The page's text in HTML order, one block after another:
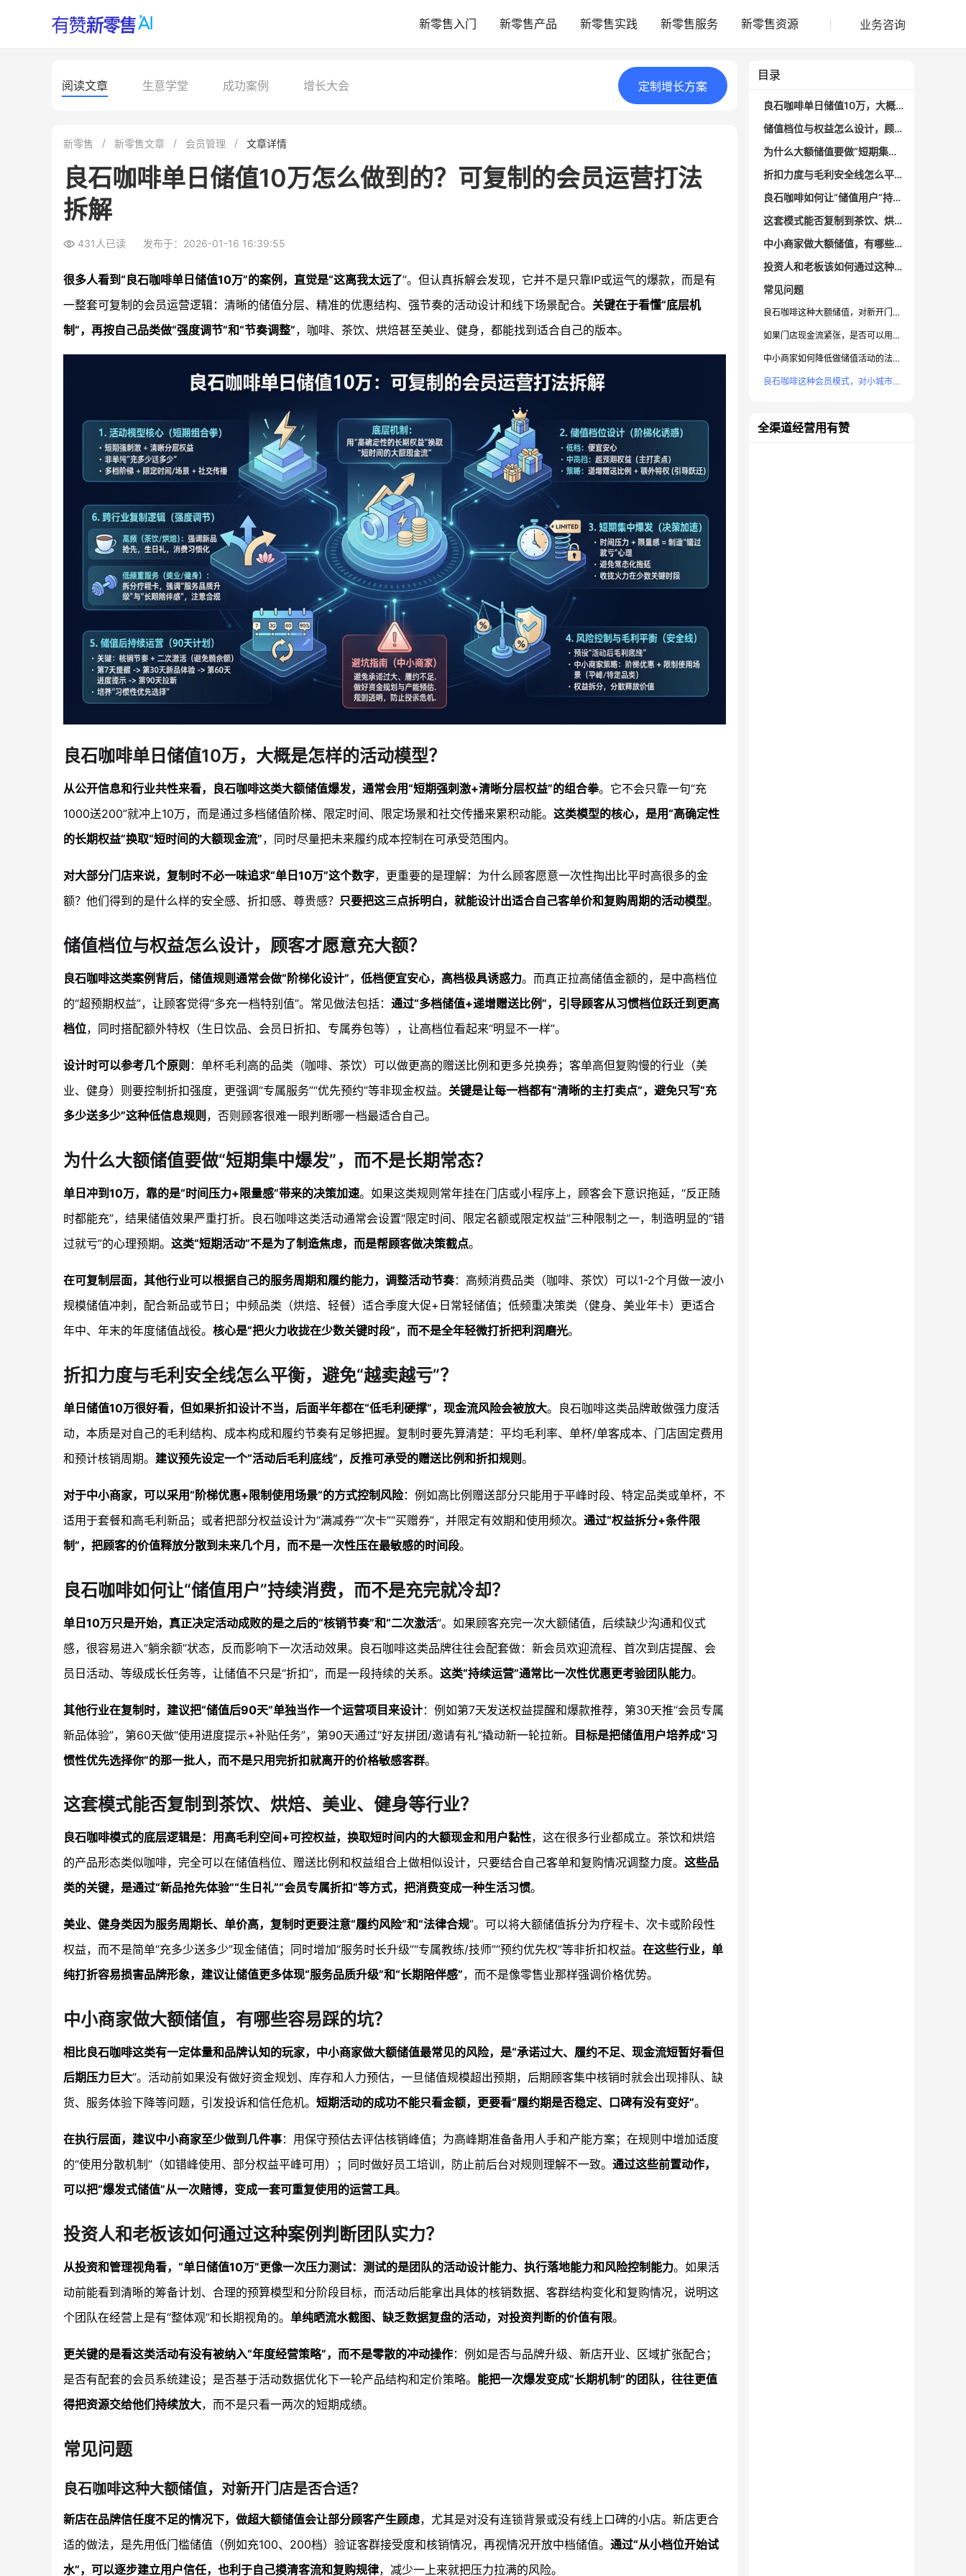
新零售入门 新零售产品 新零售实践 新零售服务 新零售资源 业务咨询
阅读文章 生意学堂 成功案例 增长大会 定制 增长方案
新零售 新零售文章 会员管理 文章详情
良石咖啡单日储值10万怎么做到的？可复制的会员运营打法
拆解
431人已读 发布于：2026-01-16 16:39:55
很多人看到“良石咖啡单日储值10万”的案例，直觉是“这离我太远了”。但认真拆解会发现，它并不是只靠IP或运气的爆款，而是有
一整套可复制的会员运营逻辑：清晰的储值分层、精准的优惠结构、强节奏的活动设计和线下场景配合。 关键在于看懂“底层机
制”，再按自己品类做“强度调节”和“节奏调整”，咖啡、茶饮、烘焙甚至美业、健身，都能找到适合自己的版本。
良石咖啡单日储值10万，大概是怎样的活动模型？
从公开信息和行业共性来看，良石咖啡这类大额储值爆发，通常会用“短期强刺激+清晰分层权益”的组合拳。它不会只靠一句“充
1000送200”就冲上10万，而是通过多档储值阶梯、限定时间、限定场景和社交传播来累积动能。 这类模型的核心，是用“高确定性
的长期权益”换取“短时间的大额现金流”，同时尽量把未来履约成本控制在可承受范围内。
对大部分门店来说，复制时不必一味追求“单日10万”这个数字，更重要的是理解：为什么顾客愿意一次性掏出比平时高很多的金
额？他们得到的是什么样的安全感、折扣感、尊贵感？ 只要把这三点拆明白，就能设计出适合自己客单价和复购周期的活动模型。
储值档位与权益怎么设计，顾客才愿意充大额？
良石咖啡这类案例背后，储值规则通常会做“阶梯化设计”，低档便宜安心，高档极具诱惑力。而真正拉高储值金额的，是中高档位
的“超预期权益”，让顾客觉得“多充一档特别值”。常见做法包括： 通过“多档储值+递增赠送比例”，引导顾客从习惯档位跃迁到更高
档位，同时搭配额外特权（生日饮品、会员日折扣、专属券包等），让高档位看起来“明显不一样”。
设计时可以参考几个原则 ：单杯毛利高的品类（咖啡、茶饮）可以做更高的赠送比例和更多兑换券；客单高但复购慢的行业（美
业、健身）则要控制折扣强度，更强调“专属服务”“优先预约”等非现金权益。 关键是让每一档都有“清晰的主打卖点”，避免只写“充
多少送多少”这种低信息规则 ，否则顾客很难一眼判断哪一档最适合自己。
为什么大额储值要做“短期集中爆发”，而不是长期常态？
单日冲到10万，靠的是“时间压力+限量感”带来的决策加速。如果这类规则常年挂在门店或小程序上，顾客会下意识拖延，“反正随
时都能充”，结果储值效果严重打折。良石咖啡这类活动通常会设置“限定时间、限定名额或限定权益”三种限制之一，制造明显的“错
过就亏”的心理预期。 这类“短期活动”不是为了制造焦虑，而是帮顾客做决策截点。
在可复制层面，其他行业可以根据自己的服务周期和履约能力，调整活动节奏：高频消费品类（咖啡、茶饮）可以1-2个月做一波小
规模储值冲刺，配合新品或节日；中频品类（烘焙、轻餐）适合季度大促+日常轻储值；低频重决策类（健身、美业年卡）更适合
年中、年末的年度储值战役。 核心是“把火力收拢在少数关键时段”，而不是全年轻微打折把利润磨光。
折扣力度与毛利安全线怎么平衡，避免“越卖越亏”？
单日储值10万很好看，但如果折扣设计不当，后面半年都在“低毛利硬撑”，现金流风险会被放大。良石咖啡这类品牌敢做强力度活
动，本质是对自己的毛利结构、成本构成和履约节奏有足够把握。复制时要先算清楚：平均毛利率、单杯/单客成本、门店固定费用
和预计核销周期。 建议预先设定一个“活动后毛利底线”，反推可承受的赠送比例和折扣规则。
对于中小商家，可以采用“阶梯优惠+限制使用场景”的方式控制风险：例如高比例赠送部分只能用于平峰时段、特定品类或单杯，不
适用于套餐和高毛利新品；或者把部分权益设计为“满减券”“次卡”“买赠券”，并限定有效期和使用频次。 通过“权益拆分+条件限
制”，把顾客的价值释放分散到未来几个月，而不是一次性压在最敏感的时间段。
良石咖啡如何让“储值用户”持续消费，而不是充完就冷却？
单日10万只是开始，真正决定活动成败的是之后的“核销节奏”和“二次激活”。如果顾客充完一次大额储值，后续缺少沟通和仪式
感，很容易进入“躺余额”状态，反而影响下一次活动效果。良石咖啡这类品牌往往会配套做：新会员欢迎流程、首次到店提醒、会
员日活动、等级成长任务等，让储值不只是“折扣”，而是一段持续的关系。 这类“持续运营”通常比一次性优惠更考验团队能力。
其他行业在复制时，建议把“储值后90天”单独当作一个运营项目来设计：例如第7天发送权益提醒和爆款推荐，第30天推“会员专属
新品体验”，第60天做“使用进度提示+补贴任务”，第90天通过“好友拼团/邀请有礼”撬动新一轮拉新。 目标是把储值用户培养成“习
惯性优先选择你”的那一批人，而不是只用完折扣就离开的价格敏感客群。
这套模式能否复制到茶饮、烘焙、美业、健身等行业？
良石咖啡模式的底层逻辑是：用高毛利空间+可控权益，换取短时间内的大额现金和用户黏性，这在很多行业都成立。茶饮和烘焙
的产品形态类似咖啡，完全可以在储值档位、赠送比例和权益组合上做相似设计，只要结合自己客单和复购情况调整力度。 这些品
类的关键，是通过“新品抢先体验”“生日礼”“会员专属折扣”等方式，把消费变成一种生活习惯。
美业、健身类因为服务周期长、单价高，复制时更要注意“履约风险”和“法律合规”。可以将大额储值拆分为疗程卡、次卡或阶段性
权益，而不是简单“充多少送多少”现金储值；同时增加“服务时长升级”“专属教练/技师”“预约优先权”等非折扣权益。 在这些行业，单
纯打折容易损害品牌形象，建议让储值更多体现“服务品质升级”和“长期陪伴感”，而不是像零售业那样强调价格优势。
中小商家做大额储值，有哪些容易踩的坑？
相比良石咖啡这类有一定体量和品牌认知的玩家，中小商家做大额储值最常见的风险，是“承诺过大、履约不足、现金流短暂好看但
后期压力巨大”。活动前如果没有做好资金规划、库存和人力预估，一旦储值规模超出预期，后期顾客集中核销时就会出现排队、缺
货、服务体验下降等问题，引发投诉和信任危机。 短期活动的成功不能只看金额，更要看“履约期是否稳定、口碑有没有变好”。
在执行层面，建议中小商家至少做到几件事：用保守预估去评估核销峰值；为高峰期准备备用人手和产能方案；在规则中增加适度
的“使用分散机制”（如错峰使用、部分权益平峰可用）；同时做好员工培训，防止前后台对规则理解不一致。 通过这些前置动作，
可以把“爆发式储值”从一次赌博，变成一套可重复使用的运营工具。
投资人和老板该如何通过这种案例判断团队实力？
从投资和管理视角看，“单日储值10万”更像一次压力测试：测试的是团队的活动设计能力、执行落地能力和风险控制能力。如果活
动前能看到清晰的筹备计划、合理的预算模型和分阶段目标，而活动后能拿出具体的核销数据、客群结构变化和复购情况，说明这
个团队在经营上是有“整体观”和长期视角的。 单纯晒流水截图、缺乏数据复盘的活动，对投资判断的价值有限。
更关键的是看这类活动有没有被纳入“年度经营策略”，而不是零散的冲动操作：例如是否与品牌升级、新店开业、区域扩张配合；
是否有配套的会员系统建设；是否基于活动数据优化下一轮产品结构和定价策略。 能把一次爆发变成“长期机制”的团队，往往更值
得把资源交给他们持续放大，而不是只看一两次的短期成绩。
常见问题
良石咖啡这种大额储值，对新开门店是否合适？
新店在品牌信任度不足的情况下，做超大额储值会让部分顾客产生顾虑，尤其是对没有连锁背景或没有线上口碑的小店。新店更合
适的做法，是先用低门槛储值（例如充100、200档）验证客群接受度和核销情况，再视情况开放中档储值。 通过“从小档位开始试
水”，可以逐步建立用户信任，也利于自己摸清客流和复购规律，减少一上来就把压力拉满的风险。
目录
良石咖啡单日储值10万，大概是怎样的活动模型？
储值档位与权益怎么设计，顾客才愿意充大额？
为什么大额储值要做“短期集中爆发”，而不是长期常态？
折扣力度与毛利安全线怎么平衡，避免“越卖越亏”？
良石咖啡如何让“储值用户”持续消费，而不是充完就冷却？
这套模式能否复制到茶饮、烘焙、美业、健身等行业？
中小商家做大额储值，有哪些容易踩的坑？
投资人和老板该如何通过这种案例判断团队实力？
常见问题
良石咖啡这种大额储值，对新开门店是否合适？
如果门店现金流紧张，是否可以用大额储值“回血”？
中小商家如何降低做储值活动的法律与投诉风险？
良石咖啡这种会员模式，对小城市或社区商圈是否有效？
全渠道经营用有赞